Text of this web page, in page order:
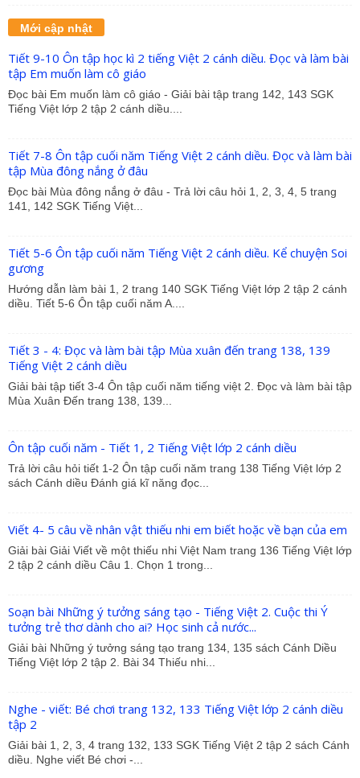
Mới cập nhật
Tiết 9-10 Ôn tập học kì 2 tiếng Việt 2 cánh diều. Đọc và làm bài
tập Em muốn làm cô giáo
Đọc bài Em muốn làm cô giáo - Giải bài tập trang 142, 143 SGK
Tiếng Việt lớp 2 tập 2 cánh diều....
Tiết 7-8 Ôn tập cuối năm Tiếng Việt 2 cánh diều. Đọc và làm bài
tập Mùa đông nắng ở đâu
Đọc bài Mùa đông nắng ở đâu - Trả lời câu hỏi 1, 2, 3, 4, 5 trang
141, 142 SGK Tiếng Việt...
Tiết 5-6 Ôn tập cuối năm Tiếng Việt 2 cánh diều. Kể chuyện Soi
gương
Hướng dẫn làm bài 1, 2 trang 140 SGK Tiếng Việt lớp 2 tập 2 cánh
diều. Tiết 5-6 Ôn tập cuối năm A....
Tiết 3 - 4: Đọc và làm bài tập Mùa xuân đến trang 138, 139
Tiếng Việt 2 cánh diều
Giải bài tập tiết 3-4 Ôn tập cuối năm tiếng việt 2. Đọc và làm bài tập
Mùa Xuân Đến trang 138, 139...
Ôn tập cuối năm - Tiết 1, 2 Tiếng Việt lớp 2 cánh diều
Trả lời câu hỏi tiết 1-2 Ôn tập cuối năm trang 138 Tiếng Việt lớp 2
sách Cánh diều Đánh giá kĩ năng đọc...
Viết 4- 5 câu về nhân vật thiếu nhi em biết hoặc về bạn của em
Giải bài Giải Viết về một thiếu nhi Việt Nam trang 136 Tiếng Việt lớp
2 tập 2 cánh diều Câu 1. Chọn 1 trong...
Soạn bài Những ý tưởng sáng tạo - Tiếng Việt 2. Cuộc thi Ý
tưởng trẻ thơ dành cho ai? Học sinh cả nước...
Giải bài Những ý tưởng sáng tạo trang 134, 135 sách Cánh Diều
Tiếng Việt lớp 2 tập 2. Bài 34 Thiếu nhi...
Nghe - viết: Bé chơi trang 132, 133 Tiếng Việt lớp 2 cánh diều
tập 2
Giải bài 1, 2, 3, 4 trang 132, 133 SGK Tiếng Việt 2 tập 2 sách Cánh
diều. Nghe viết Bé chơi -...